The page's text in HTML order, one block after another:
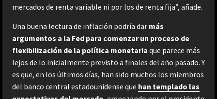
mercados de renta variable ni por los de renta fija”, añade.
Una buena lectura de inflación podría dar más
argumentos a la Fed para comenzar un proceso de
flexibilización de la política monetaria que parece más
lejos de lo inicialmente previsto a finales del año pasado. Y
es que, en los últimos días, han sido muchos los miembros
del banco central estadounidense que han templado las